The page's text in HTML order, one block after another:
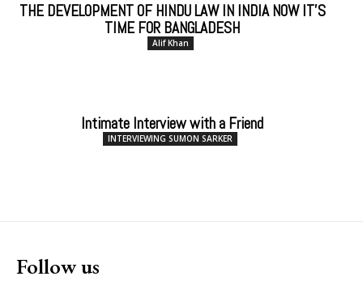
THE DEVELOPMENT OF HINDU LAW IN INDIA NOW IT’S
TIME FOR BANGLADESH
Alif Khan
Intimate Interview with a Friend
INTERVIEWING SUMON SARKER
Follow us